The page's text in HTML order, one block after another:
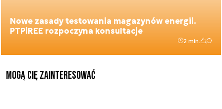
Nowe zasady testowania magazynów energii.
PTPiREE rozpoczyna konsultacje
2 min.
Mogą Cię zainteresować